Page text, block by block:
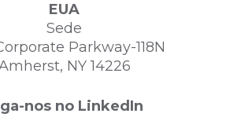
EUA
Sede
Parkway-118N
NY 14226
nos no LinkedIn